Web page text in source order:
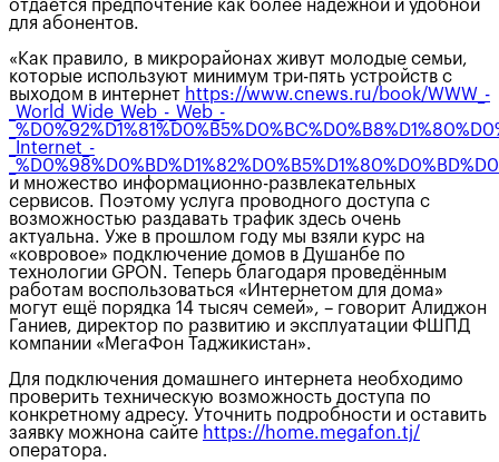
отдаётся предпочтение как более надёжной и удобной
для абонентов.
«Как правило, в микрорайонах живут молодые семьи,
которые используют минимум три-пять устройств с
выходом в интернет https://www.cnews.ru/book/WWW_-
_World_Wide_Web_-_Web_-
_Internet_-
и множество информационно-развлекательных
сервисов. Поэтому услуга проводного доступа с
возможностью раздавать трафик здесь очень
актуальна. Уже в прошлом году мы взяли курс на
«ковровое» подключение домов в Душанбе по
технологии GPON. Теперь благодаря проведённым
работам воспользоваться «Интернетом для дома»
могут ещё порядка 14 тысяч семей», – говорит Алиджон
Ганиев, директор по развитию и эксплуатации ФШПД
компании «МегаФон Таджикистан».
Для подключения домашнего интернета необходимо
проверить техническую возможность доступа по
конкретному адресу. Уточнить подробности и оставить
заявку можнона сайте https://home.megafon.tj/
оператора.